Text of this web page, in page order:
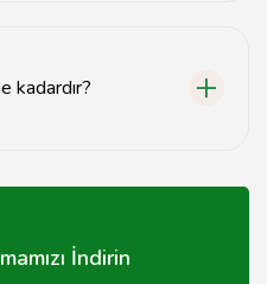
kadardır?
İndirin